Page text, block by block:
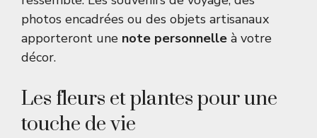
photos encadrées ou des objets artisanaux
apporteront une note personnelle à votre
décor.
Les fleurs et plantes pour une
touche de vie